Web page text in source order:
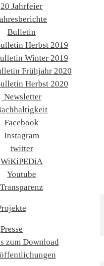
20 Jahrfeier
Bulletin
Herbst 2019
Winter 2019
Frühjahr 2020
Herbst 2020
Newsletter
Facebook
Instagram
twitter
WiKiPEDiA
Youtube
Transparenz
Presse
zum Download